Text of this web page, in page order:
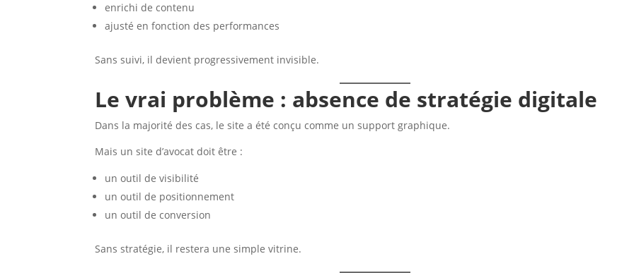
enrichi de contenu
ajusté en fonction des performances
Sans suivi, il devient progressivement invisible.
Le vrai problème : absence de stratégie digitale
Dans la majorité des cas, le site a été conçu comme un support graphique.
Mais un site d’avocat doit être :
un outil de visibilité
un outil de positionnement
un outil de conversion
Sans stratégie, il restera une simple vitrine.